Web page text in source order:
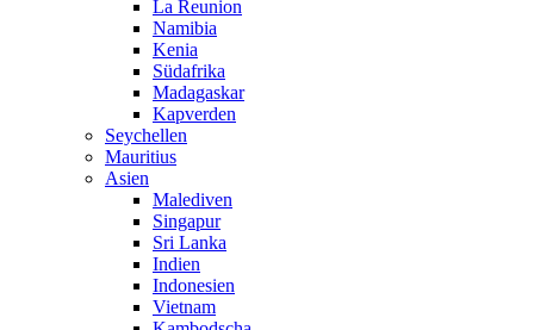
La Reunion
Namibia
Kenia
Südafrika
Madagaskar
Kapverden
Seychellen
Mauritius
Asien
Malediven
Singapur
Sri Lanka
Indien
Indonesien
Vietnam